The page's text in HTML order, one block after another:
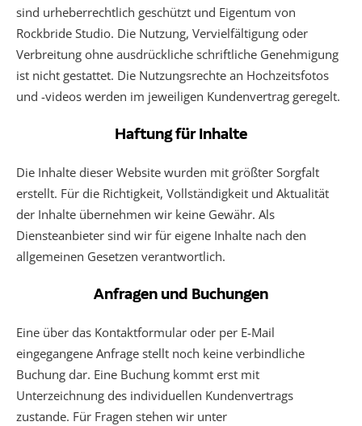
sind urheberrechtlich geschützt und Eigentum von
Rockbride Studio. Die Nutzung, Vervielfältigung oder
Verbreitung ohne ausdrückliche schriftliche Genehmigung
ist nicht gestattet. Die Nutzungsrechte an Hochzeitsfotos
und -videos werden im jeweiligen Kundenvertrag geregelt.
Haftung für Inhalte
Die Inhalte dieser Website wurden mit größter Sorgfalt
erstellt. Für die Richtigkeit, Vollständigkeit und Aktualität
der Inhalte übernehmen wir keine Gewähr. Als
Diensteanbieter sind wir für eigene Inhalte nach den
allgemeinen Gesetzen verantwortlich.
Anfragen und Buchungen
Eine über das Kontaktformular oder per E-Mail
eingegangene Anfrage stellt noch keine verbindliche
Buchung dar. Eine Buchung kommt erst mit
Unterzeichnung des individuellen Kundenvertrags
zustande. Für Fragen stehen wir unter